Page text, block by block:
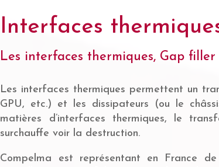
Interfaces
Les interfaces thermiques, Gap
Les interfaces thermiques permettent un
GPU, etc.) et les dissipateurs (ou le
matières d’interfaces thermiques, le
surchauffe voir la destruction.
Compelma est représentant en France